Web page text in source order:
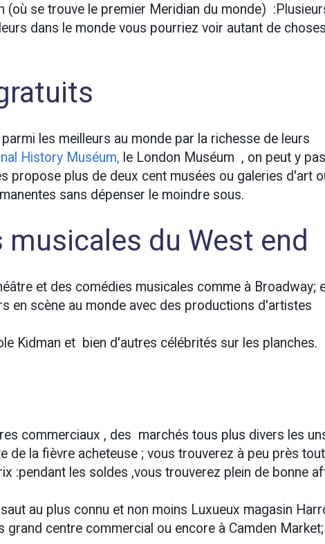
(où se trouve le premier Meridian du monde)
dans le monde vous pourriez voir autant de
les meilleurs au monde par la richesse de leurs
History Muséum, le London Muséum , on peut y
propose plus de deux cent musées ou galeries d'art
sans dépenser le moindre sous.
du West end
et des comédies musicales comme à Broadway;
en scène au monde avec des productions d'artistes
Kidman et bien d'autres célébrités sur les planches.
commerciaux , des marchés tous plus divers les
de la fièvre acheteuse ; vous trouverez à peu près
:pendant les soldes ,vous trouverez plein de bonne
au plus connu et non moins Luxueux magasin
centre commercial ou encore à Camden